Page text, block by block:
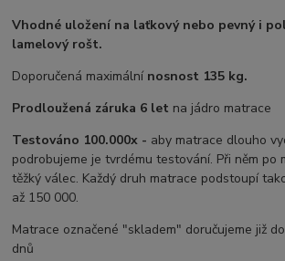
Vhodné uložení na laťkový nebo pevný i
lamelový rošt.
Doporučená maximální nosnost 135 kg.
Prodloužená záruka 6 let na jádro matrace
Testováno 100.000x - aby matrace dlouho
podrobujeme je tvrdému testování. Při něm po
těžký válec. Každý druh matrace podstoupí
až 150 000.
Matrace označené "skladem" doručujeme již
dnů